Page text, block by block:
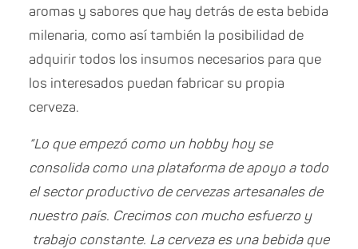
aromas y sabores que hay detrás de esta bebida
milenaria, como así también la posibilidad de
adquirir todos los insumos necesarios para que
los interesados puedan fabricar su propia
cerveza.
“Lo que empezó como un hobby hoy se
consolida como una plataforma de apoyo a todo
el sector productivo de cervezas artesanales de
nuestro país. Crecimos con mucho esfuerzo y
trabajo constante. La cerveza es una bebida que